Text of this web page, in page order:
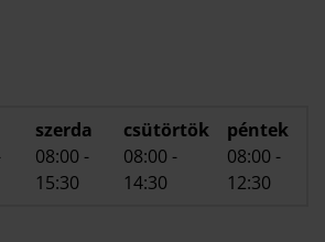
szerda
08:00 -
15:30
csütörtök
08:00 -
14:30
péntek
08:00 -
12:30